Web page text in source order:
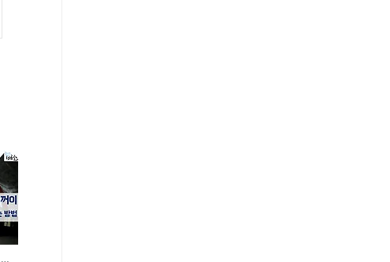
[책리뷰] 행동을 디자인하다, 기꺼이 움직이게 만드는 방법